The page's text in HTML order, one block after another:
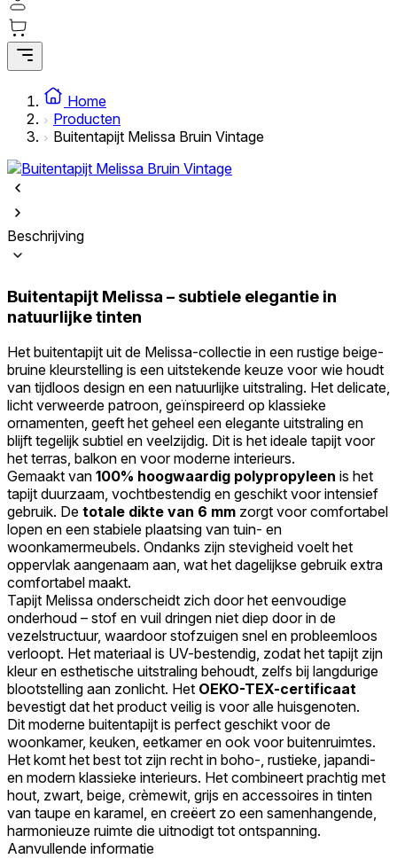
Home
Producten
Buitentapijt Melissa Bruin Vintage
Beschrijving
Buitentapijt Melissa – subtiele elegantie in
natuurlijke tinten
Het buitentapijt uit de Melissa-collectie in een rustige beige-
bruine kleurstelling is een uitstekende keuze voor wie houdt
van tijdloos design en een natuurlijke uitstraling. Het delicate,
licht verweerde patroon, geïnspireerd op klassieke
ornamenten, geeft het geheel een elegante uitstraling en
blijft tegelijk subtiel en veelzijdig. Dit is het ideale tapijt voor
het terras, balkon en voor moderne interieurs.
Gemaakt van 100% hoogwaardig polypropyleen is het
tapijt duurzaam, vochtbestendig en geschikt voor intensief
gebruik. De totale dikte van 6 mm zorgt voor comfortabel
lopen en een stabiele plaatsing van tuin- en
woonkamermeubels. Ondanks zijn stevigheid voelt het
oppervlak aangenaam aan, wat het dagelijkse gebruik extra
comfortabel maakt.
Tapijt Melissa onderscheidt zich door het eenvoudige
onderhoud – stof en vuil dringen niet diep door in de
vezelstructuur, waardoor stofzuigen snel en probleemloos
verloopt. Het materiaal is UV-bestendig, zodat het tapijt zijn
kleur en esthetische uitstraling behoudt, zelfs bij langdurige
blootstelling aan zonlicht. Het OEKO-TEX-certificaat
bevestigt dat het product veilig is voor alle huisgenoten.
Dit moderne buitentapijt is perfect geschikt voor de
woonkamer, keuken, eetkamer en ook voor buitenruimtes.
Het komt het best tot zijn recht in boho-, rustieke, japandi-
en modern klassieke interieurs. Het combineert prachtig met
hout, zwart, beige, crèmewit, grijs en accessoires in tinten
van taupe en karamel, en creëert zo een samenhangende,
harmonieuze ruimte die uitnodigt tot ontspanning.
Aanvullende informatie
Statistische cookies helpen website-eigenaren te begrijpen hoe bezoekers
omgaan met websites door anoniem informatie te verzamelen en te
rapporteren.
Marketing
Marketingcookies worden gebruikt om gebruikers over websites te volgen.
Het doel is om advertenties weer te geven die relevant en interessant zijn
zijn, samen met de aanbieders van de individuele cookies.
Weiger
Sla mijn voorkeuren op
Accepteer alles